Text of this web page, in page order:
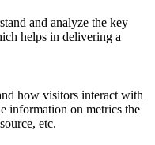
and analyze the key
helps in delivering a
how visitors interact with
information on metrics the
etc.